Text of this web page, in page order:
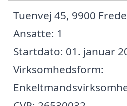
Tuenvej 45, 9900
Ansatte: 1
Startdato: 01. januar
Virksomhedsform: